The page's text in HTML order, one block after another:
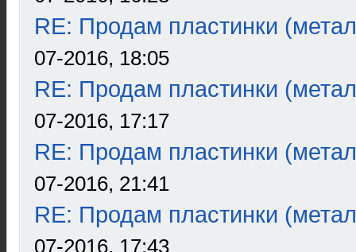
RE: Продам пластинки
07-2016, 18:05
RE: Продам пластинки
07-2016, 17:17
RE: Продам пластинки
07-2016, 21:41
RE: Продам пластинки
07-2016, 17:43